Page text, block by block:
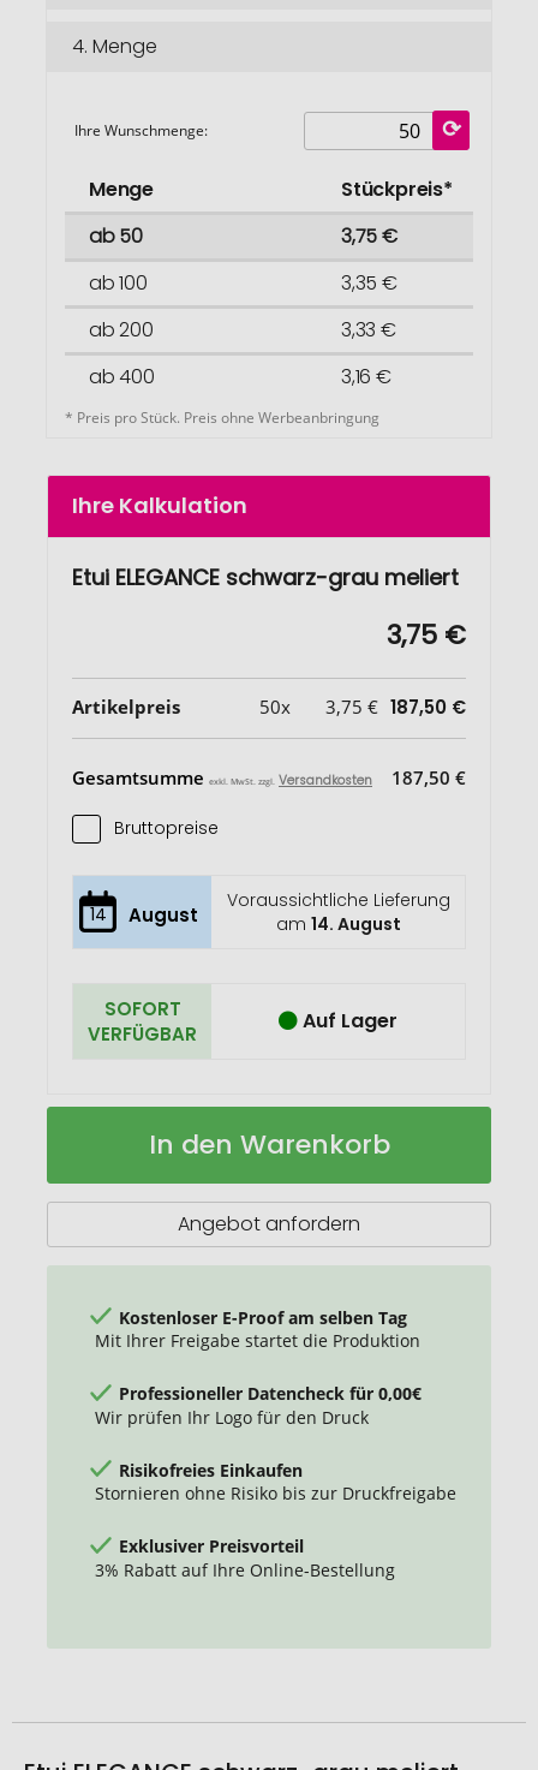
4. Menge
Ihre Wunschmenge:
Menge
Stückpreis*
ab 50
3,75 €
ab 100
3,35 €
ab 200
3,33 €
ab 400
3,16 €
* Preis pro Stück. Preis ohne Werbeanbringung
Ihre Kalkulation
Etui ELEGANCE schwarz-grau meliert
3,75 €
Artikelpreis 50x 3,75 € 187,50 €
Gesamtsumme exkl. MwSt. zzgl. Versandkosten 187,50 €
Bruttopreise
14 August
Voraussichtliche Lieferung
am 14. August
SOFORT
VERFÜGBAR
Auf Lager
Etui
Auf
In den Warenkorb
Angebot anfordern
Kostenloser E-Proof am selben Tag
Mit Ihrer Freigabe startet die Produktion
Professioneller Datencheck für 0,00€
Wir prüfen Ihr Logo für den Druck
Risikofreies Einkaufen
Stornieren ohne Risiko bis zur Druckfreigabe
Exklusiver Preisvorteil
3% Rabatt auf Ihre Online-Bestellung